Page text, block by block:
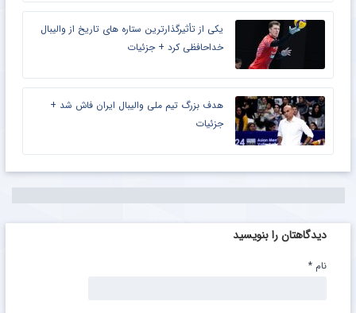
یکی از تأثیرگذارترین ستاره های تاریخ از والیبال
خداحافظی کرد + جزئیات
هدف بزرگ تیم ملی والیبال ایران فاش شد +
جزئیات
دیدگاهتان را بنویسید
نام *